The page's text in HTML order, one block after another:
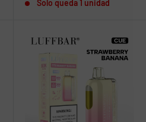
venta
Solo queda 1 unidad